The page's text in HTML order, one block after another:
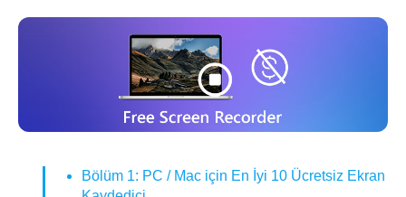
Bölüm 1: PC / Mac için En İyi 10 Ücretsiz Ekran